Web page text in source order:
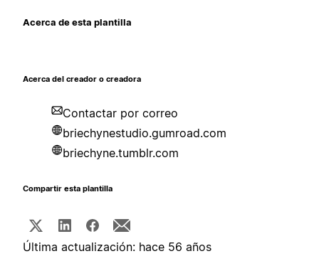
Acerca de esta plantilla
Acerca del creador o creadora
Contactar por correo
briechynestudio.gumroad.com
briechyne.tumblr.com
Compartir esta plantilla
Última actualización: hace 56 años